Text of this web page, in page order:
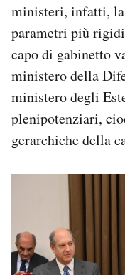
ministeri, infatti, la
parametri più
capo di gabinetto
ministero della
ministero degli
plenipotenziari,
gerarchiche della